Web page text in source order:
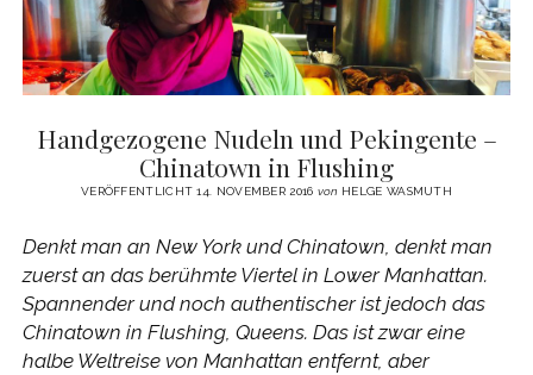
Handgezogene Nudeln und Pekingente –
Chinatown in Flushing
VERÖFFENTLICHT 14. NOVEMBER 2016 von HELGE WASMUTH
Denkt man an New York und Chinatown, denkt man
zuerst an das berühmte Viertel in Lower Manhattan.
Spannender und noch authentischer ist jedoch das
Chinatown in Flushing, Queens. Das ist zwar eine
halbe Weltreise von Manhattan entfernt, aber